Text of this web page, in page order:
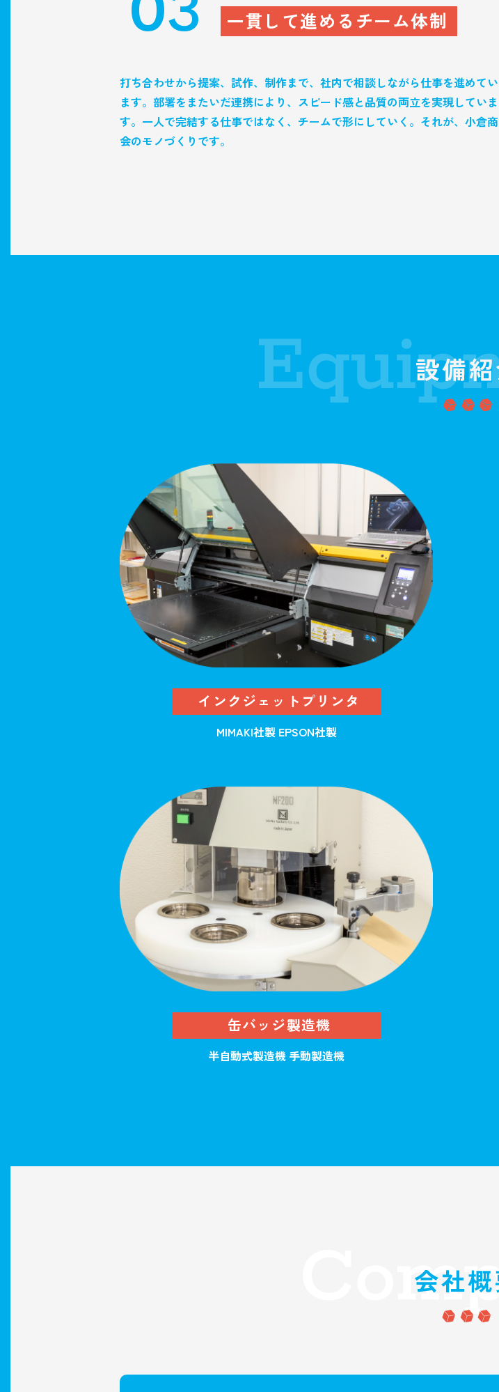
一貫して進めるチーム体制
打ち合わせから提案、試作、制作まで、社内で相談しながら仕事を進めてい
ます。部署をまたいだ連携により、スピード感と品質の両立を実現していま
す。一人で完結する仕事ではなく、チームで形にしていく。それが、小倉商
会のモノづくりです。
インクジェットプリンタ
MIMAKI社製 EPSON社製
缶バッジ製造機
半自動式製造機 手動製造機